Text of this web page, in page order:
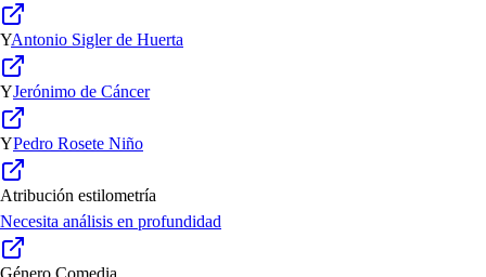
YAntonio Sigler de Huerta
YJerónimo de Cáncer
YPedro Rosete Niño
Atribución estilometría
Necesita análisis en profundidad